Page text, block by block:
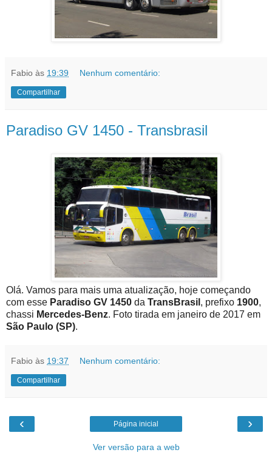
Fabio às 19:39 Nenhum comentário:
Compartilhar
Paradiso GV 1450 - Transbrasil
Olá. Vamos para mais uma atualização, hoje começando
com esse Paradiso GV 1450 da TransBrasil , prefixo 1900,
chassi Mercedes-Benz. Foto tirada em janeiro de 2017 em
São Paulo (SP).
Fabio às 19:37 Nenhum comentário:
Compartilhar
‹ ›
Página inicial
Ver versão para a web